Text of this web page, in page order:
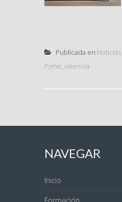
Publicada en Noticias
Pyme, valencia
NAVEGAR
Inicio